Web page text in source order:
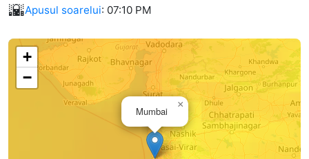
🌇Apusul soarelui: 07:10 PM
Mumbai
×
+
−